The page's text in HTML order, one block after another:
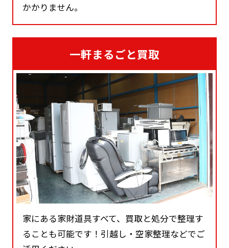
かかりません。
一軒まるごと買取
家にある家財道具すべて、買取と処分で整理す
ることも可能です！引越し・空家整理などでご